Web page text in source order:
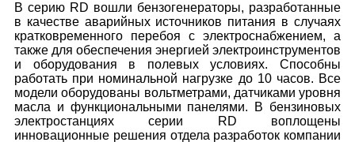
В серию RD вошли бензогенераторы, разработанные
в качестве аварийных источников питания в случаях
кратковременного перебоя с электроснабжением, а
также для обеспечения энергией электроинструментов
и оборудования в полевых условиях. Способны
работать при номинальной нагрузке до 10 часов. Все
модели оборудованы вольтметрами, датчиками уровня
масла и функциональными панелями. В бензиновых
электростанциях серии RD воплощены
инновационные решения отдела разработок компании